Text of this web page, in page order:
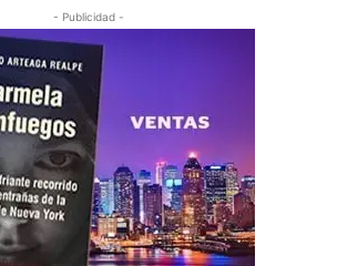
- Publicidad -